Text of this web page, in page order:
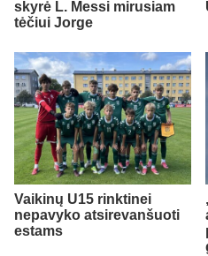
skyrė L. Messi mirusiam
tėčiui Jorge
Vaikinų U15 rinktinei
nepavyko atsirevanšuoti
estams